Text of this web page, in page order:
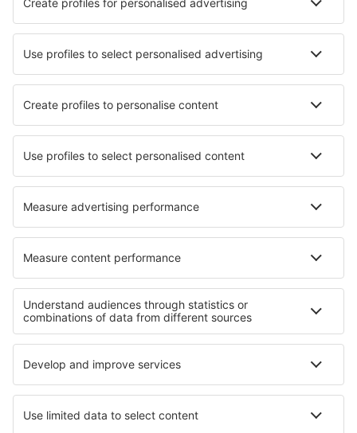
Die besten Hotels - Städte
Hotels in Lewiston Hotels in Murska Sobota
Hotels in Diemelsee Hotels in Lesa
Hotels in Santa Rosalía Hotels in Kouklia
Hotels in Weirton Hotels in Gorenja Vas
Die besten Hotels - Regionen
Hotels an dem Genfersee Hotels in Alpe d'Huez
Hotels in Aquitanien Hotels in Provence
Hotels in Midi-Pyrenees Hotels auf Formentera
Hotels in Kreis Prahova Hotels in Fjords Region
Hotels in Datca Hotels in Lesser Poland